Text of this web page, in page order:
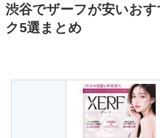
渋谷でザーフが安いお
ク5選まとめ